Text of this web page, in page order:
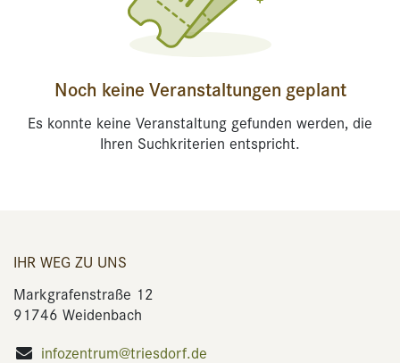
Noch keine Veranstaltungen geplant
Es konnte keine Veranstaltung gefunden werden, die
Ihren Suchkriterien entspricht.
IHR WEG ZU UNS
Markgrafenstraße 12
91746 Weidenbach
infozentrum@triesdorf.de